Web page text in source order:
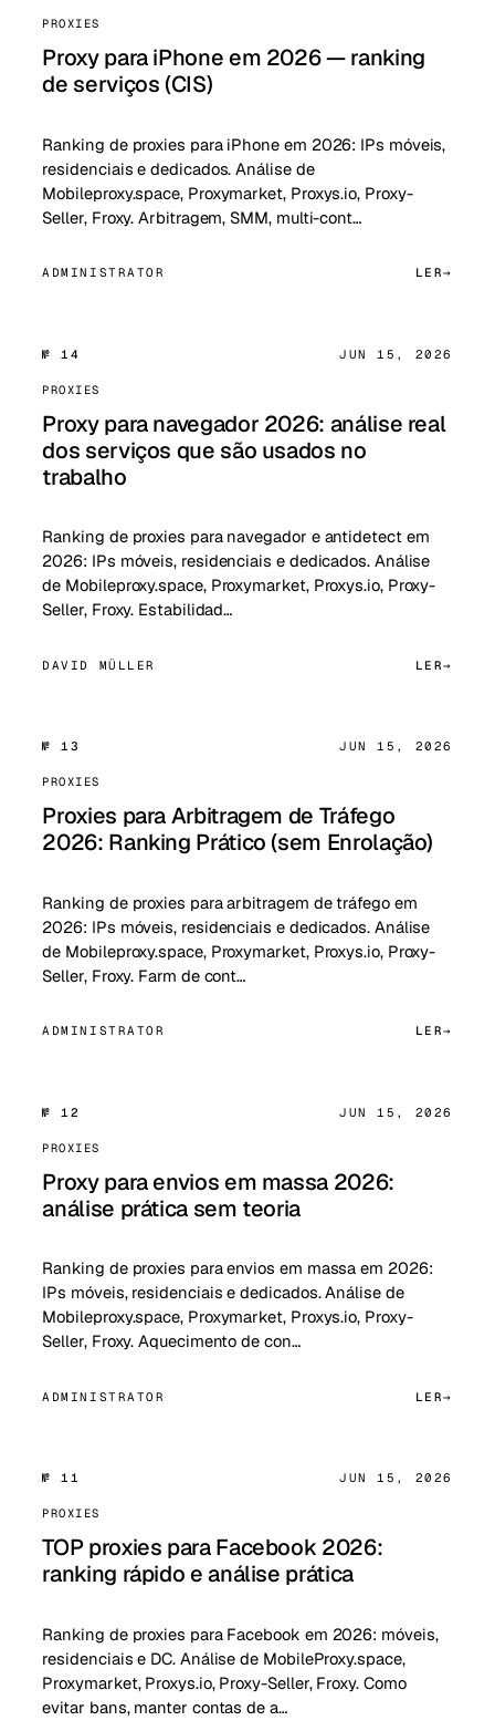
PROXIES
Proxy para iPhone em 2026 — ranking
de serviços (CIS)
Ranking de proxies para iPhone em 2026: IPs móveis,
residenciais e dedicados. Análise de
Mobileproxy.space, Proxymarket, Proxys.io, Proxy-
Seller, Froxy. Arbitragem, SMM, multi-cont…
ADMINISTRATOR LER
№ 14 JUN 15, 2026
PROXIES
Proxy para navegador 2026: análise real
dos serviços que são usados no
trabalho
Ranking de proxies para navegador e antidetect em
2026: IPs móveis, residenciais e dedicados. Análise
de Mobileproxy.space, Proxymarket, Proxys.io, Proxy-
Seller, Froxy. Estabilidad…
DAVID MÜLLER LER
№ 13 JUN 15, 2026
PROXIES
Proxies para Arbitragem de Tráfego
2026: Ranking Prático (sem Enrolação)
Ranking de proxies para arbitragem de tráfego em
2026: IPs móveis, residenciais e dedicados. Análise
de Mobileproxy.space, Proxymarket, Proxys.io, Proxy-
Seller, Froxy. Farm de cont…
ADMINISTRATOR LER
№ 12 JUN 15, 2026
PROXIES
Proxy para envios em massa 2026:
análise prática sem teoria
Ranking de proxies para envios em massa em 2026:
IPs móveis, residenciais e dedicados. Análise de
Mobileproxy.space, Proxymarket, Proxys.io, Proxy-
Seller, Froxy. Aquecimento de con…
ADMINISTRATOR LER
№ 11 JUN 15, 2026
PROXIES
TOP proxies para Facebook 2026:
ranking rápido e análise prática
Ranking de proxies para Facebook em 2026: móveis,
residenciais e DC. Análise de MobileProxy.space,
Proxymarket, Proxys.io, Proxy-Seller, Froxy. Como
evitar bans, manter contas de a…